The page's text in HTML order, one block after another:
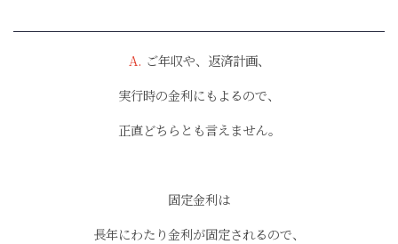
A. ご年収や、返済計画、
実行時の金利にもよるので、
正直どちらとも言えません。
固定金利は
長年にわたり金利が固定されるので、